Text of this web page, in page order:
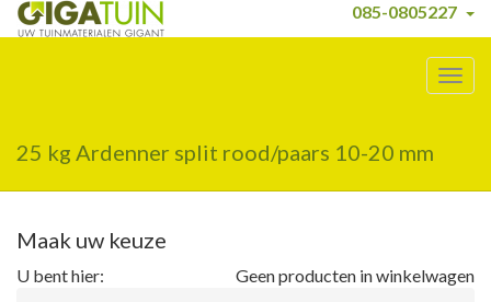
085-0805227
25 kg Ardenner split rood/paars 10-20 mm
Maak uw keuze
Geen producten in winkelwagen
U bent hier: